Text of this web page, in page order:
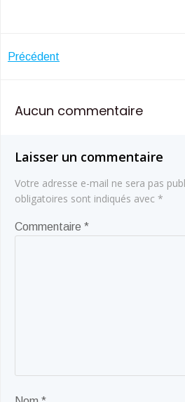
Navigation
de
Précédent
Aucun commentaire
Laisser un commentaire
Votre adresse e-mail ne sera pas
obligatoires sont indiqués avec *
Commentaire *